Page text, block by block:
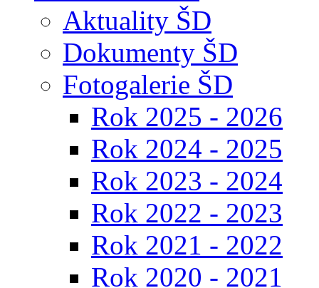
Aktuality ŠD
Dokumenty ŠD
Fotogalerie ŠD
Rok 2025 - 2026
Rok 2024 - 2025
Rok 2023 - 2024
Rok 2022 - 2023
Rok 2021 - 2022
Rok 2020 - 2021